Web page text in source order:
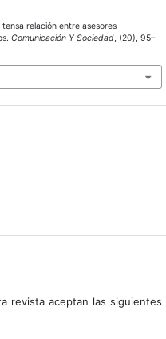
relación entre asesores
Comunicación Y Sociedad, (20), 95–
revista aceptan las siguientes